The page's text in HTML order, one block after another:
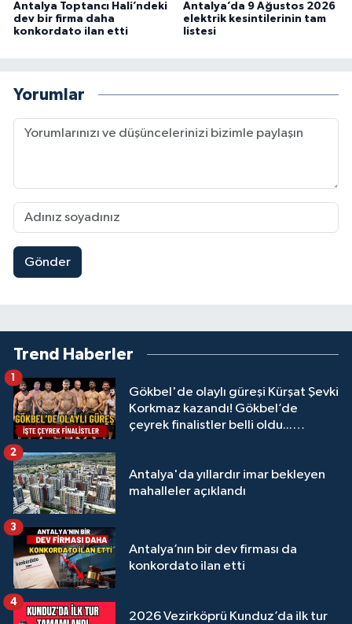
Antalya Toptancı Hali’ndeki
dev bir firma daha
konkordato ilan etti
Antalya’da 9 Ağustos 2026
elektrik kesintilerinin tam
listesi
Yorumlar
Gönder
Trend Haberler
Gökbel'de olaylı güreşi Kürşat Şevki
Korkmaz kazandı! Gökbel’de
çeyrek finalistler belli oldu...
1
Antalya'da yıllardır imar bekleyen
mahalleler açıklandı
2
Antalya’nın bir dev firması da
konkordato ilan etti
3
2026 Vezirköprü Kunduz’da ilk tur
4